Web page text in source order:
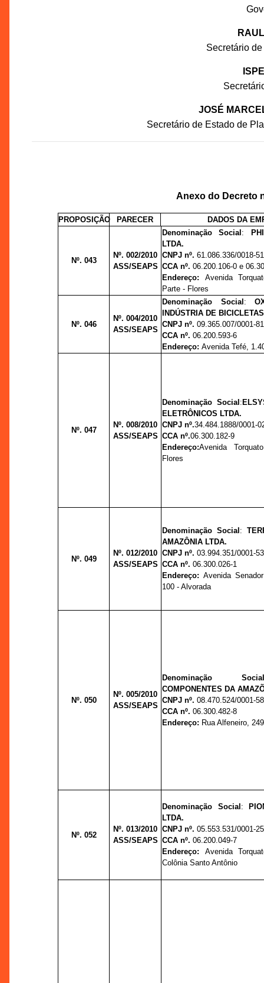
Secretário
JOSÉ
Secretário de Estado de
Anexo do Decreto
PROPOSIÇÃO PARECER DADOS DA
Nº. 043
Nº. 002/2010
ASS/SEAPS
Denominação Social :
LTDA.
CNPJ nº. 61.086.336/0018-51
CCA nº. 06.200.106-0 e
Endereço: Avenida
Parte - Flores
Nº. 046
Nº. 004/2010
ASS/SEAPS
Denominação Social :
INDÚSTRIA DE
CNPJ nº. 09.365.007/0001-81
CCA nº. 06.200.593-6
Endereço:Avenida Tefé,
Nº. 047
Nº. 008/2010
ASS/SEAPS
Denominação Social :
ELETRÔNICOS LTDA.
CNPJ nº.34.484.1888/0001-
CCA nº.06.300.182-9
Endereço:Avenida
Flores
Nº. 049
Nº. 012/2010
ASS/SEAPS
Denominação Social :
AMAZÔNIA LTDA.
CNPJ nº. 03.994.351/0001-53
CCA nº. 06.300.026-1
Endereço: Avenida
100 - Alvorada
Nº. 050
Nº. 005/2010
ASS/SEAPS
Denominação Social
COMPONENTES DA
CNPJ nº. 08.470.524/0001-58
CCA nº. 06.300.482-8
Endereço: Rua Alfeneiro,
Nº. 052
Nº. 013/2010
ASS/SEAPS
Denominação Social :
LTDA.
CNPJ nº. 05.553.531/0001-25
CCA nº. 06.200.049-7
Endereço: Avenida
Colônia Santo Antônio